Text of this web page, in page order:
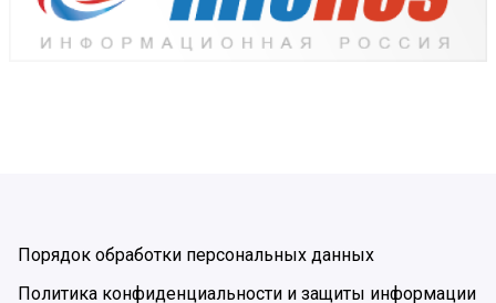
Порядок обработки персональных данных
Политика конфиденциальности и защиты информации